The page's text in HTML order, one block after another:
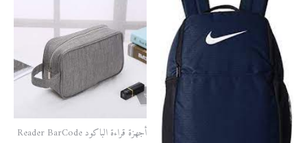
أجهزة قراءة الباكود Reader BarCode